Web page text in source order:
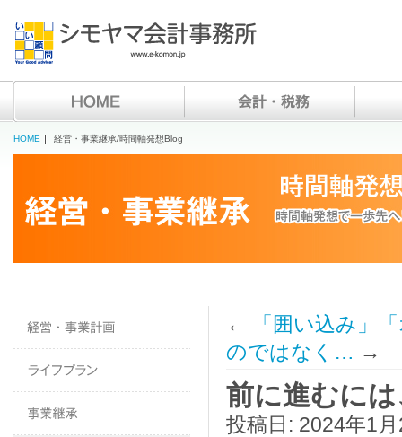
HOME 経営・事業継承/時間軸発想Blog
←
「囲い込み」
のではなく… →
前に進むに
投稿日: 2024年1